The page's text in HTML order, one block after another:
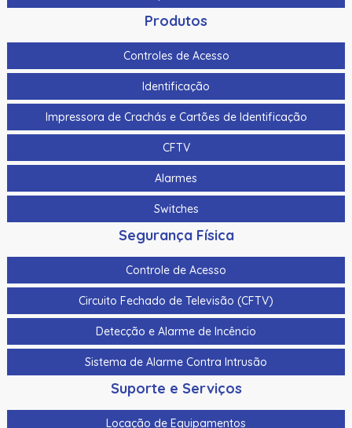
Produtos
Controles de Acesso
Identificação
Impressora de Crachás e Cartões de Identificação
CFTV
Alarmes
Switches
Segurança Física
Controle de Acesso
Circuito Fechado de Televisão (CFTV)
Detecção e Alarme de Incêncio
Sistema de Alarme Contra Intrusão
Suporte e Serviços
Locação de Equipamentos